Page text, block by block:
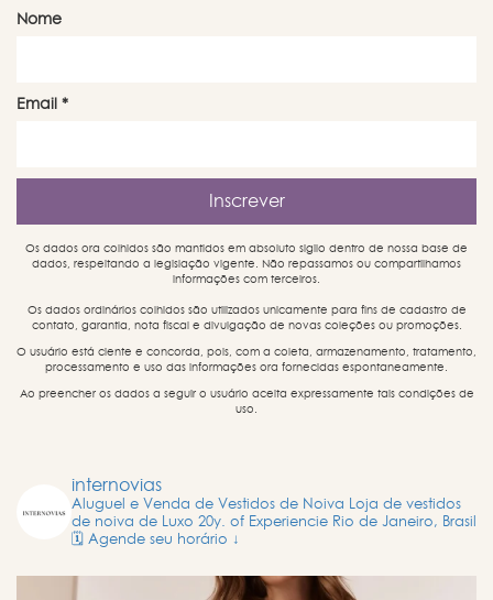
Nome
Email *
Os dados ora colhidos são mantidos em absoluto sigilo dentro de nossa base de
dados, respeitando a legislação vigente. Não repassamos ou compartilhamos
informações com terceiros.
Os dados ordinários colhidos são utilizados unicamente para fins de cadastro de
contato, garantia, nota fiscal e divulgação de novas coleções ou promoções.
O usuário está ciente e concorda, pois, com a coleta, armazenamento, tratamento,
processamento e uso das informações ora fornecidas espontaneamente.
Ao preencher os dados a seguir o usuário aceita expressamente tais condições de
uso.
internovias
Aluguel e Venda de Vestidos de Noiva Loja de vestidos
de noiva de Luxo 20y. of Experiencie Rio de Janeiro, Brasil
🗓️ Agende seu horário ↓